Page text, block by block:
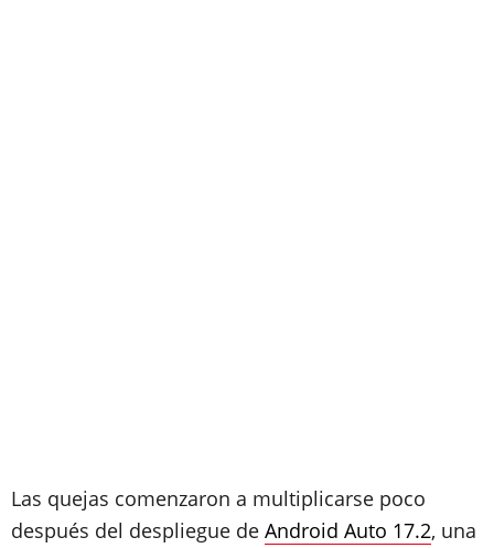
Las quejas comenzaron a multiplicarse poco
después del despliegue de Android Auto 17.2, una